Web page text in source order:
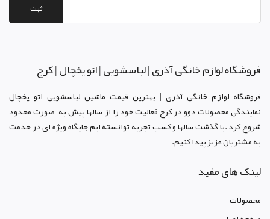
ثبت
فروشگاه لوازم خانگی آذری | لباسشویی | اتو یخچال | کرج
فروشگاه لوازم خانگی آذری | بهترین قیمت ماشین لباسشویی اتو یخچال
نمایندگی محصولات دوو در کرجفعالیت خود را از سالها پیش به صورت محدود
شروع کرد .با گذشت سالها و کسب تجربه توانسته ایم جایگاه ویژه ای در خدمت
به مشتریان عزیز پیدا کنیم.
لینک های مفید
محصولات